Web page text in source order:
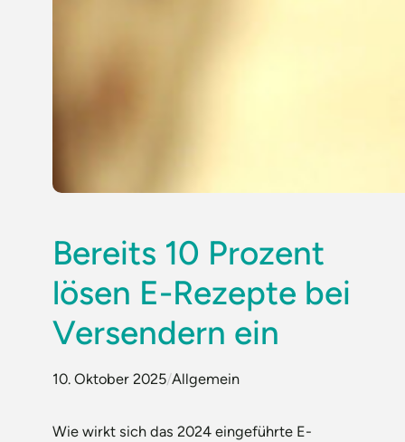
Bereits 10 Prozent
lösen E-Rezepte bei
Versendern ein
10. Oktober 2025/Allgemein
Wie wirkt sich das 2024 eingeführte E-